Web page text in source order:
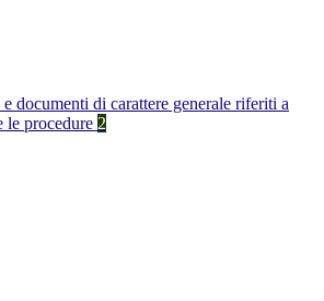
documenti di carattere generale riferiti a
le procedure 2